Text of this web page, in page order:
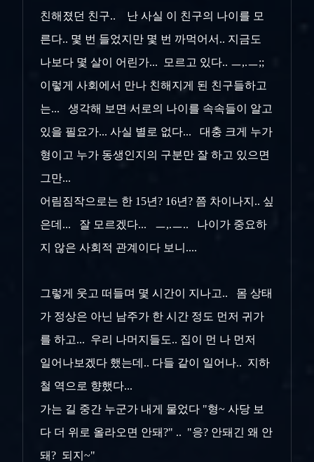
친해졌던 친구.. 난 사실 이 친구의 나이를 모
른다.. 몇 번 들었지만 몇 번 까먹어서.. 지금도
나보다 몇 살이 어린가... 모르고 있다.. ㅡ,.ㅡ;;
이렇게 사회에서 만나 친해지게 된 친구들하고
는... 생각해 보면 서로의 나이를 속속들이 알고
있을 필요가... 사실 별로 없다... 대충 크게 누가
형이고 누가 동생인지의 구분만 잘 하고 있으면
그만...
어림짐작으로는 한 15년? 16년? 쯤 차이나지.. 싶
은데... 잘 모르겠다... ㅡ,.ㅡ.. 나이가 중요하
지 않은 사회적 관계이다 보니....
그렇게 웃고 떠들며 몇 시간이 지나고.. 몸 상태
가 정상은 아닌 남주가 한 시간 정도 먼저 귀가
를 하고... 우리 나머지들도.. 집이 먼 나 먼저
일어나보겠다 했는데.. 다들 같이 일어나.. 지하
철 역으로 향했다...
가는 길 중간 누군가 내게 물었다 "형~ 사당 보
다 더 위로 올라오면 안돼?" .. "응? 안돼긴 왜 안
돼? 되지~"